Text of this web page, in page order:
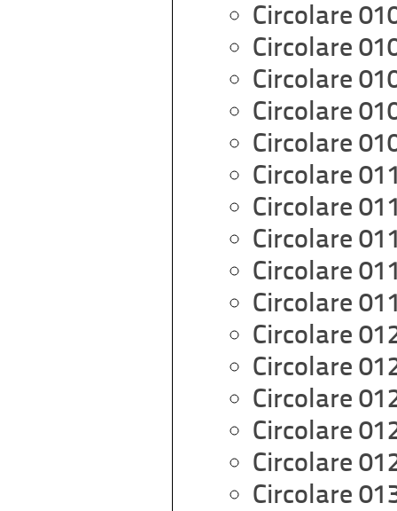
Circolare
Circolare
Circolare
Circolare
Circolare
Circolare
Circolare
Circolare
Circolare
Circolare
Circolare
Circolare
Circolare
Circolare
Circolare
Circolare